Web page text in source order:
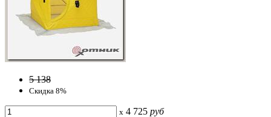
5 138
Скидка 8%
x 4 725 руб